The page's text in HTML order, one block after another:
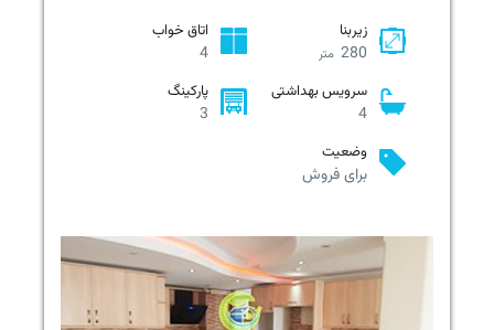
زیربنا
280 متر
اتاق خواب
4
سرویس بهداشتی
4
پارکینگ
3
وضعیت
برای فروش